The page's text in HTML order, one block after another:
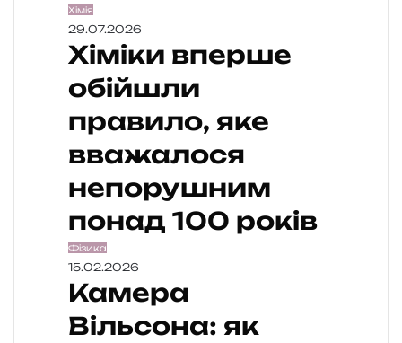
Хімія
29.07.2026
Хіміки вперше
обійшли
правило, яке
вважалося
непорушним
понад 100 років
Фізика
15.02.2026
Камера
Вільсона: як